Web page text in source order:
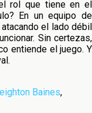
rol que tiene en el
En un equipo de
el lado débil
Sin certezas,
entiende el juego. Y
Baines,